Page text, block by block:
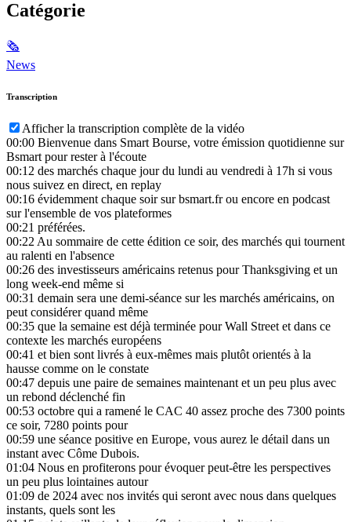
Catégorie
🗞
News
Transcription
Afficher la transcription complète de la vidéo
00:00 Bienvenue dans Smart Bourse, votre émission quotidienne sur
Bsmart pour rester à l'écoute
00:12 des marchés chaque jour du lundi au vendredi à 17h si vous
nous suivez en direct, en replay
00:16 évidemment chaque soir sur bsmart.fr ou encore en podcast
sur l'ensemble de vos plateformes
00:21 préférées.
00:22Au sommaire de cette édition ce soir, des marchés qui tournent
au ralenti en l'absence
00:26 des investisseurs américains retenus pour Thanksgiving et un
long week-end même si
00:31 demain sera une demi-séance sur les marchés américains, on
peut considérer quand même
00:35 que la semaine est déjà terminée pour Wall Street et dans ce
contexte les marchés européens
00:41 et bien sont livrés à eux-mêmes mais plutôt orientés à la
hausse comme on le constate
00:47 depuis une paire de semaines maintenant et un peu plus avec
un rebond déclenché fin
00:53 octobre qui a ramené le CAC 40 assez proche des 7300 points
ce soir, 7280 points pour
00:59 une séance positive en Europe, vous aurez le détail dans un
instant avec Côme Dubois.
01:04 Nous en profiterons pour évoquer peut-être les perspectives
un peu plus lointaines autour
01:09 de 2024 avec nos invités qui seront avec nous dans quelques
instants, quels sont les